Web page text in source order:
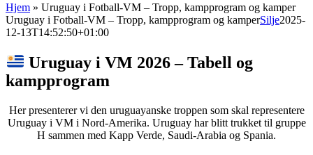
Hjem » Uruguay i Fotball-VM – Tropp, kampprogram og kamper
Uruguay i Fotball-VM – Tropp, kampprogram og kamperSilje2025-
12-13T14:52:50+01:00
Uruguay i VM 2026 – Tabell og
kampprogram
Her presenterer vi den uruguayanske troppen som skal representere
Uruguay i VM i Nord-Amerika. Uruguay har blitt trukket til gruppe
H sammen med Kapp Verde, Saudi-Arabia og Spania.